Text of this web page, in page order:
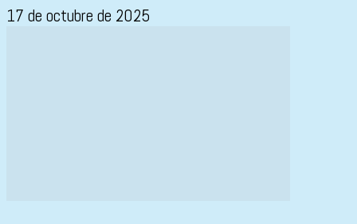
17 de octubre de 2025